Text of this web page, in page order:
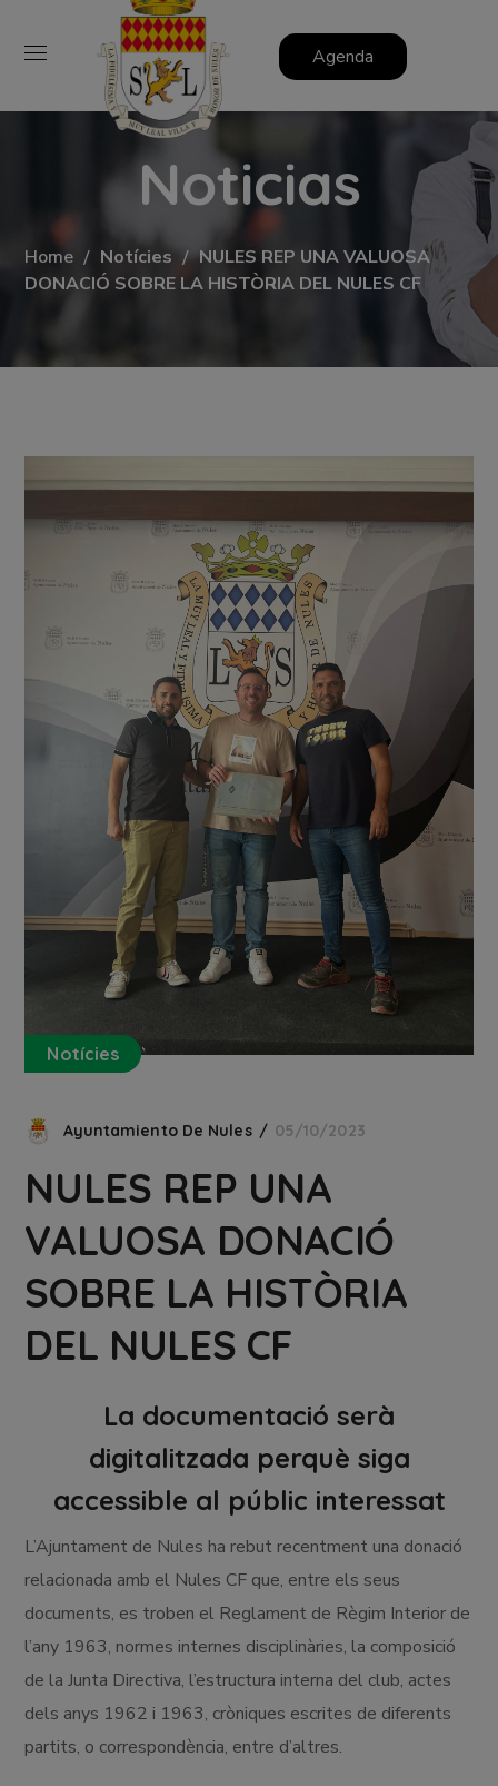
Agenda
Noticias
Home Notícies
NULES REP UNA VALUOSA
DONACIÓ SOBRE LA HISTÒRIA DEL NULES CF
Notícies
Ayuntamiento De Nules 05/10/2023
NULES REP UNA
VALUOSA DONACIÓ
SOBRE LA HISTÒRIA
DEL NULES CF
La documentació serà
digitalitzada perquè siga
accessible al públic interessat
L’Ajuntament de Nules ha rebut recentment una donació
relacionada amb el Nules CF que, entre els seus
documents, es troben el Reglament de Règim Interior de
l’any 1963, normes internes disciplinàries, la composició
de la Junta Directiva, l’estructura interna del club, actes
dels anys 1962 i 1963, cròniques escrites de diferents
partits, o correspondència, entre d’altres.